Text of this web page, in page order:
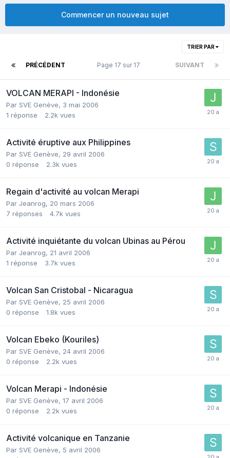
Commencer un nouveau sujet
TRIER PAR
PRÉCÉDENT SUIVANT
Page 17 sur 17
VOLCAN MERAPI - Indonésie
Par SVE Genève, 3 mai 2006
1 réponse 2.2k vues
Activité éruptive aux Philippines
Par SVE Genève, 29 avril 2006
0 réponse 2.3k vues
Regain d'activité au volcan Merapi
Par Jeanrog, 20 mars 2006
7 réponses 4.7k vues
Activité inquiétante du volcan Ubinas au Pérou
Par Jeanrog, 21 avril 2006
1 réponse 3.7k vues
Volcan San Cristobal - Nicaragua
Par SVE Genève, 25 avril 2006
0 réponse 1.8k vues
Volcan Ebeko (Kouriles)
Par SVE Genève, 24 avril 2006
0 réponse 2.2k vues
Volcan Merapi - Indonésie
Par SVE Genève, 17 avril 2006
0 réponse 2.2k vues
Activité volcanique en Tanzanie
Par SVE Genève, 5 avril 2006